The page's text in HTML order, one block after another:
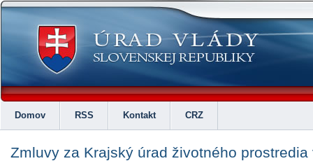
Domov RSS Kontakt CRZ
Zmluvy za Krajský úrad životného prostredia